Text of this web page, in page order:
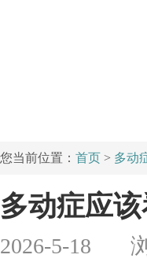
您当前位置： 首页 > 多动
多动症应
2026-5-18